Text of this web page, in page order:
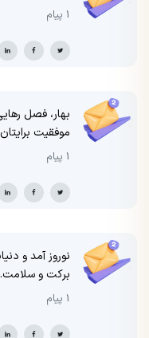
1 پیام
بهار، فصل
موفقیت
1 پیام
نوروز آمد و
برکت و سلامت.
1 پیام